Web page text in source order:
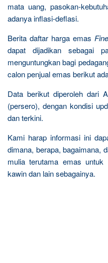
mata uang, pasokan-
adanya inflasi-deflasi.
Berita daftar harga emas
dapat dijadikan sebagai
menguntungkan bagi
calon penjual emas berikut
Data berikut diperoleh dari
(persero), dengan kondisi
dan terkini.
Kami harap informasi ini
dimana, berapa, bagaimana,
mulia terutama emas untuk
kawin dan lain sebagainya.